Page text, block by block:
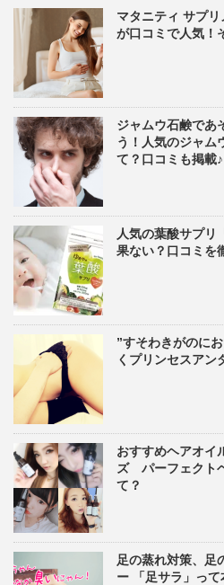
マタニティ サプリ
が口コミで人気！
ジャムウ石鹸であ
う！人気のジャム
て？口コミも掲載♪
人気の葉酸サプリ
果ない？口コミを
”すそわきがのに
くプリンセスアン
おすすめヘアオイ
ズ パーフェクト
て？
足の蒸れ対策、足
ー 「足サラ」っ